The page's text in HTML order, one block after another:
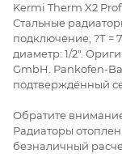
Kermi Therm X2
Стальные
подключение, ?Т =
диаметр: 1/2".
GmbH. Pankofen-
подтверждённый
Обратите
Радиаторы
безналичный